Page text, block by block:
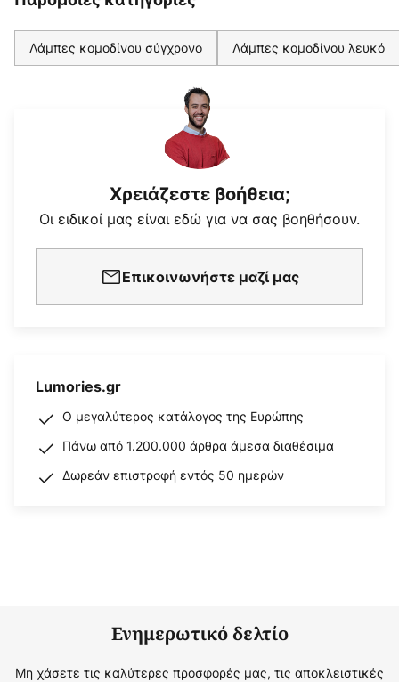
Λάμπες κομοδίνου σύγχρονο Λάμπες κομοδίνου λευκό
Χρειάζεστε βοήθεια;
Οι ειδικοί μας είναι εδώ για να σας βοηθήσουν.
Επικοινωνήστε μαζί μας
Lumories.gr
Ο μεγαλύτερος κατάλογος της Ευρώπης
Πάνω από 1.200.000 άρθρα άμεσα διαθέσιμα
Δωρεάν επιστροφή εντός 50 ημερών
Ενημερωτικό δελτίο
Μη χάσετε τις καλύτερες προσφορές μας, τις αποκλειστικές